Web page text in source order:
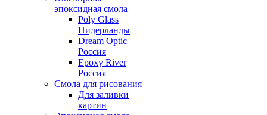
эпоксидная смола
Poly Glass
Нидерланды
Dream Optic
Россия
Epoxy River
Россия
Смола для рисования
Для заливки
картин